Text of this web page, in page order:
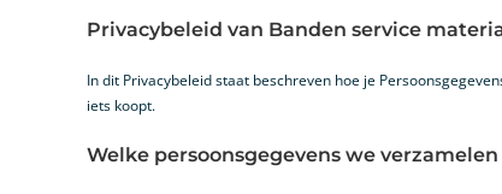
Privacybeleid van Banden service
In dit Privacybeleid staat beschreven hoe je
iets koopt.
Welke persoonsgegevens we verzamelen